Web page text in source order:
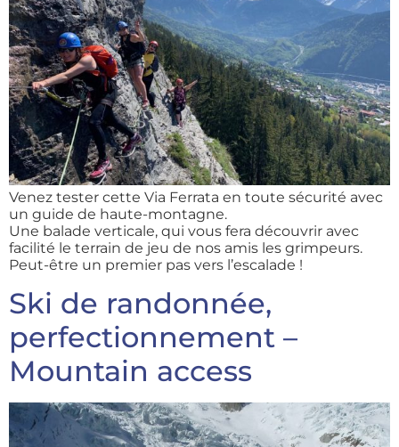
Venez tester cette Via Ferrata en toute sécurité avec
un guide de haute-montagne.
Une balade verticale, qui vous fera découvrir avec
facilité le terrain de jeu de nos amis les grimpeurs.
Peut-être un premier pas vers l’escalade !
Ski de randonnée,
perfectionnement –
Mountain access